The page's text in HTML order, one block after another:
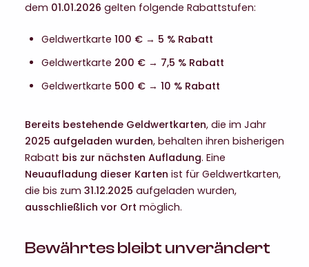
dem 01.01.2026 gelten folgende Rabattstufen:
Geldwertkarte100 € → 5 % Rabatt
Geldwertkarte 200 € → 7,5 % Rabatt
Geldwertkarte 500 € →10 % Rabatt
Bereits bestehende Geldwertkarten, die im Jahr
2025 aufgeladen wurden, behalten ihren bisherigen
Rabatt bis zur nächsten Aufladung. Eine
Neuaufladung dieser Karten ist für Geldwertkarten,
die bis zum 31.12.2025 aufgeladen wurden,
ausschließlich vor Ort möglich.
Bewährtes bleibt unverändert